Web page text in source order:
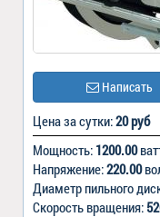
Написать
Цена за сутки:20 руб
Мощность: 1200.00
Напряжение:220.00
Диаметр пильного
Скорость вращения: